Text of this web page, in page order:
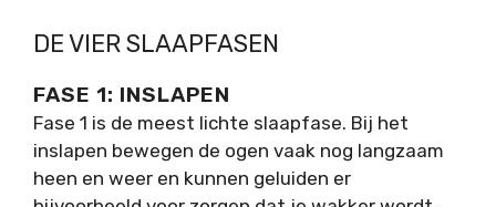
DE VIER SLAAPFASEN
FASE 1: INSLAPEN
Fase 1 is de meest lichte slaapfase. Bij het
inslapen bewegen de ogen vaak nog langzaam
heen en weer en kunnen geluiden er